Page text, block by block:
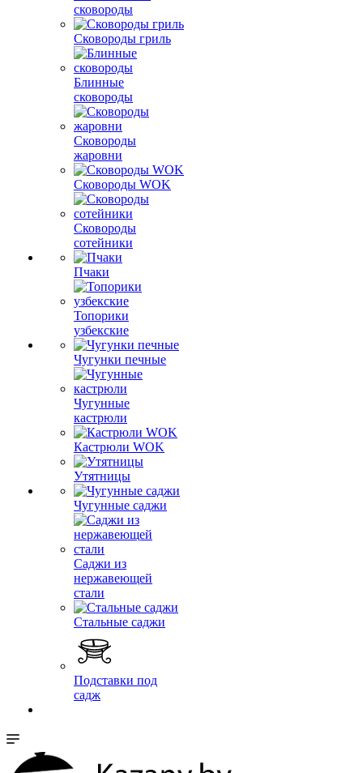
сковороды
Сковороды гриль
Блинные
сковороды
Сковороды
жаровни
Сковороды WOK
Сковороды
сотейники
Пчаки
Топорики
узбекские
Чугунки печные
Чугунные
кастрюли
Кастрюли WOK
Утятницы
Чугунные саджи
Саджи из
нержавеющей
стали
Стальные саджи
Подставки под
садж